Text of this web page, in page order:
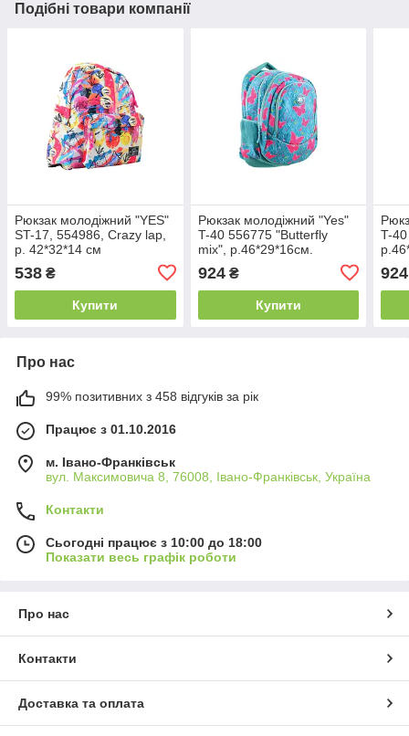
Подібні товари компанії
Рюкзак молодіжний "YES"
ST-17, 554986, Crazy lap,
р. 42*32*14 см
538 ₴
Купити
Рюкзак молодіжний "Yes"
T-40 556775 "Butterfly
mix", р.46*29*16см.
924₴
Купити
T-
924
Про нас
99% позитивних з 458 відгуків за рік
Працює з 01.10.2016
м. Івано-Франківськ
вул. Максимовича 8, 76008, Івано-Франківськ, Україна
Контакти
Сьогодні працює з 10:00 до 18:00
Показати весь графік роботи
Про нас
Контакти
Доставка та оплата